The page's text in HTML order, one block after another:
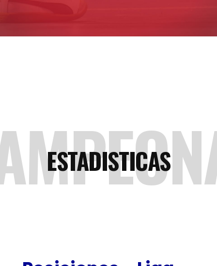
ESTADISTICAS